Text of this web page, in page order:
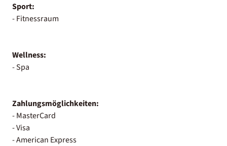
Sport:
- Fitnessraum
Wellness:
- Spa
Zahlungsmöglichkeiten:
- MasterCard
- Visa
- American Express